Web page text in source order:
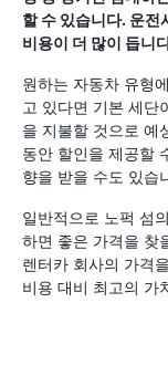
할 수 있습니다. 운전
비용이 더 많이 듭니
원하는 자동차 유형
고 있다면 기본 세단
을 지불할 것으로 예
동안 할인을 제공할
향을 받을 수도 있습
일반적으로 노퍽 섬
하면 좋은 가격을 찾
렌터카 회사의 가격
비용 대비 최고의 가